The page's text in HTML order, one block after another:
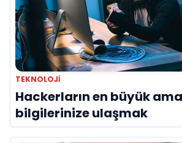
TEKNOLOJI
Hackerların en büyük
bilgilerinize ulaşmak